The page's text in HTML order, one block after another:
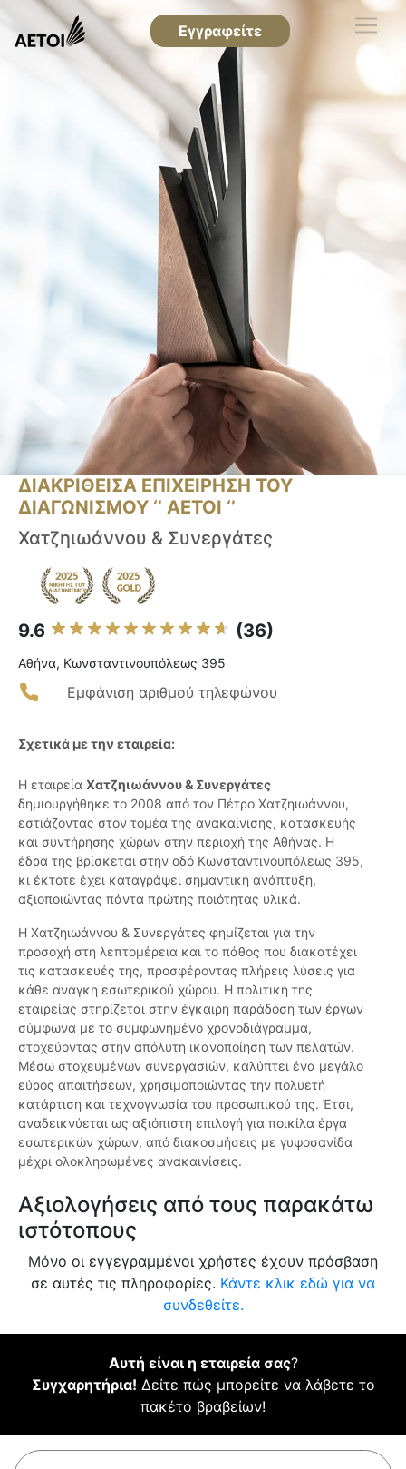
Εγγραφείτε
ΔΙΑΚΡΙΘΕΙΣΑ ΕΠΙΧΕΙΡΗΣΗ ΤΟΥ
ΔΙΑΓΩΝΙΣΜΟΥ ‘’ ΑΕΤΟΙ ‘’
Χατζηιωάννου & Συνεργάτες
9.6 (36)
Αθήνα, Κωνσταντινουπόλεως 395
Εμφάνιση αριθμού τηλεφώνου
Σχετικά με την εταιρεία:
Η εταιρεία Χατζηιωάννου & Συνεργάτες
δημιουργήθηκε το 2008 από τον Πέτρο Χατζηιωάννου,
εστιάζοντας στον τομέα της ανακαίνισης, κατασκευής
και συντήρησης χώρων στην περιοχή της Αθήνας. Η
έδρα της βρίσκεται στην οδό Κωνσταντινουπόλεως 395,
κι έκτοτε έχει καταγράψει σημαντική ανάπτυξη,
αξιοποιώντας πάντα πρώτης ποιότητας υλικά.
Η Χατζηιωάννου & Συνεργάτες φημίζεται για την
προσοχή στη λεπτομέρεια και το πάθος που διακατέχει
τις κατασκευές της, προσφέροντας πλήρεις λύσεις για
κάθε ανάγκη εσωτερικού χώρου. Η πολιτική της
εταιρείας στηρίζεται στην έγκαιρη παράδοση των έργων
σύμφωνα με το συμφωνημένο χρονοδιάγραμμα,
στοχεύοντας στην απόλυτη ικανοποίηση των πελατών.
Μέσω στοχευμένων συνεργασιών, καλύπτει ένα μεγάλο
εύρος απαιτήσεων, χρησιμοποιώντας την πολυετή
κατάρτιση και τεχνογνωσία του προσωπικού της. Έτσι,
αναδεικνύεται ως αξιόπιστη επιλογή για ποικίλα έργα
εσωτερικών χώρων, από διακοσμήσεις με γυψοσανίδα
μέχρι ολοκληρωμένες ανακαινίσεις.
Αξιολογήσεις από τους παρακάτω
ιστότοπους
Μόνο οι εγγεγραμμένοι χρήστες έχουν πρόσβαση
σε αυτές τις πληροφορίες. Κάντε κλικ εδώ για να
συνδεθείτε.
Αυτή είναι η εταιρεία σας?
Συγχαρητήρια! Δείτε πώς μπορείτε να λάβετε το
πακέτο βραβείων!